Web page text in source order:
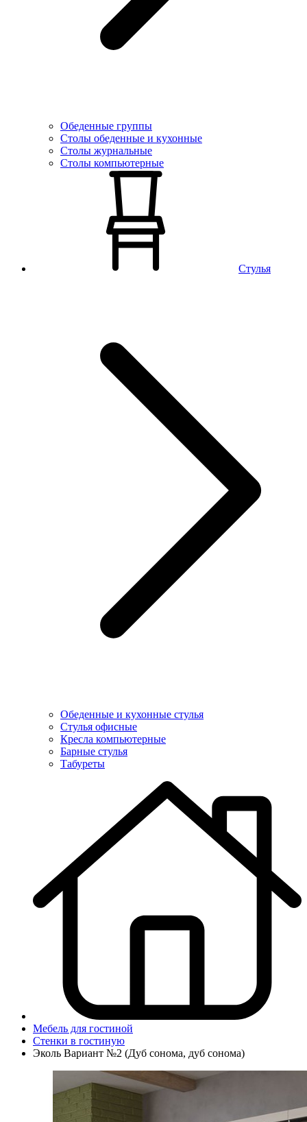
Обеденные группы
Столы обеденные и кухонные
Столы журнальные
Столы компьютерные
Стулья
Обеденные и кухонные стулья
Стулья офисные
Кресла компьютерные
Барные стулья
Табуреты
Мебель для гостиной
Стенки в гостиную
Эколь Вариант №2 (Дуб сонома, дуб сонома)